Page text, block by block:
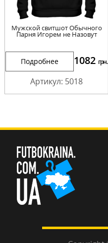
Мужской свитшот Обычного
Парня Игорем не Назовут
Подробнее 1082 грн.
Артикул: 5018